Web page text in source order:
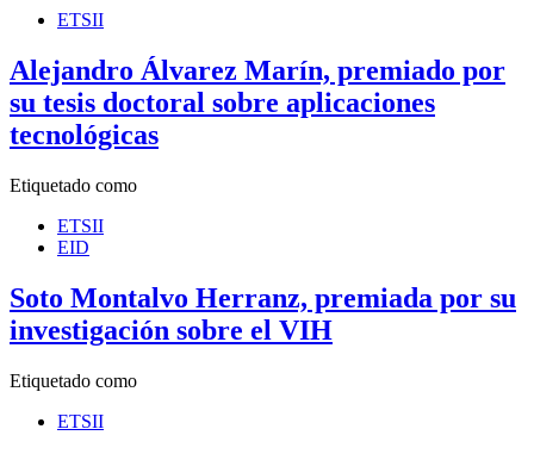
ETSII
Alejandro Álvarez Marín, premiado por
su tesis doctoral sobre aplicaciones
tecnológicas
Etiquetado como
ETSII
EID
Soto Montalvo Herranz, premiada por su
investigación sobre el VIH
Etiquetado como
ETSII